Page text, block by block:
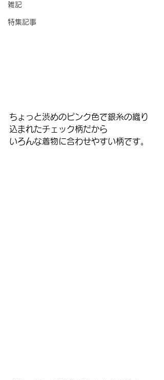
雑記
特集記事
ちょっと渋めのピンク色で銀糸の織り
込まれたチェック柄だから
いろんな着物に合わせやすい柄です。